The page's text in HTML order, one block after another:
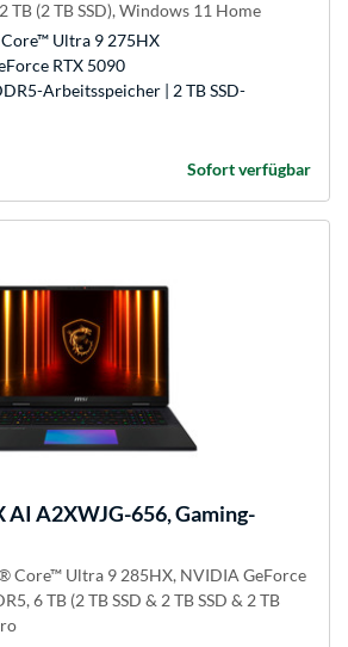
TB (2 TB SSD), Windows 11 Home
Ultra 9 275HX
RTX 5090
Arbeitsspeicher | 2 TB SSD-
Sofort verfügbar
AI A2XWJG-656, Gaming-
Core™ Ultra 9 285HX, NVIDIA GeForce
6 TB (2 TB SSD & 2 TB SSD & 2 TB